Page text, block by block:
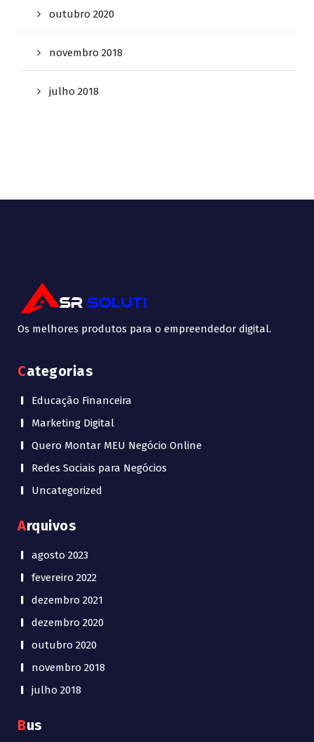
outubro 2020
novembro 2018
julho 2018
Os melhores produtos para o empreendedor digital.
Categorias
Educação Financeira
Marketing Digital
Quero Montar MEU Negócio Online
Redes Sociais para Negócios
Uncategorized
Arquivos
agosto 2023
fevereiro 2022
dezembro 2021
dezembro 2020
outubro 2020
novembro 2018
julho 2018
Bus